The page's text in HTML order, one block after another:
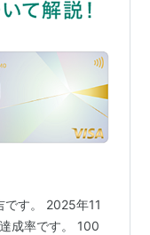
です。 2025年11
成率です。 100